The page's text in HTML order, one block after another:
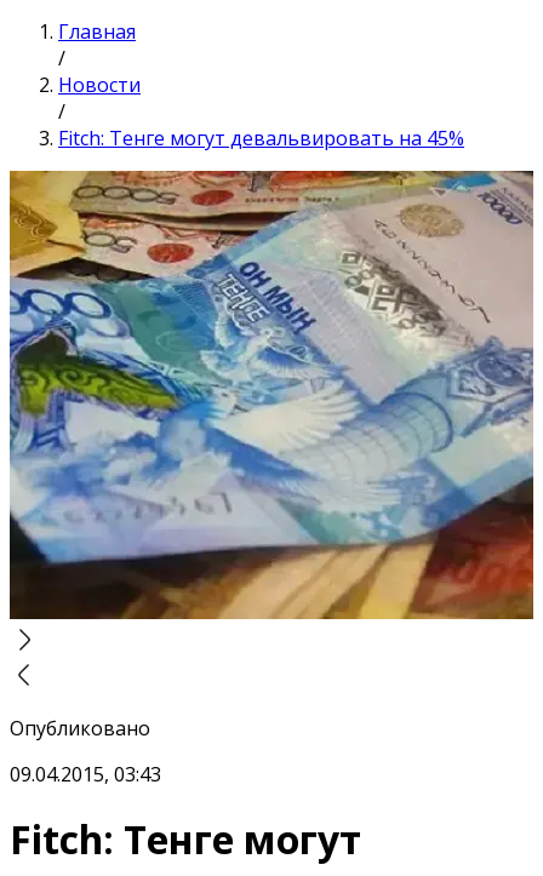
Главная
/
Новости
/
Fitch: Тенге могут девальвировать на 45%
Опубликовано
09.04.2015, 03:43
Fitch: Тенге могут